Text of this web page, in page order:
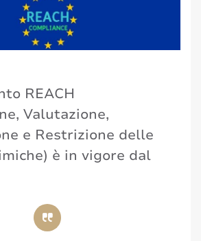
REACH
Valutazione,
e Restrizione delle
è in vigore dal